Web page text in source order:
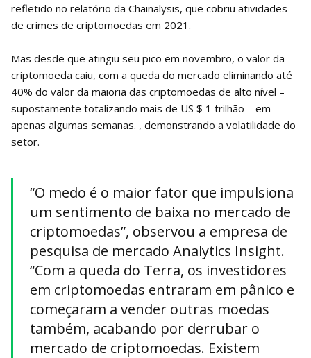
refletido no relatório da Chainalysis, que cobriu atividades
de crimes de criptomoedas em 2021.
Mas desde que atingiu seu pico em novembro, o valor da
criptomoeda caiu, com a queda do mercado eliminando até
40% do valor da maioria das criptomoedas de alto nível –
supostamente totalizando mais de US $ 1 trilhão – em
apenas algumas semanas. , demonstrando a volatilidade do
setor.
“O medo é o maior fator que impulsiona
um sentimento de baixa no mercado de
criptomoedas”, observou a empresa de
pesquisa de mercado Analytics Insight.
“Com a queda do Terra, os investidores
em criptomoedas entraram em pânico e
começaram a vender outras moedas
também, acabando por derrubar o
mercado de criptomoedas. Existem